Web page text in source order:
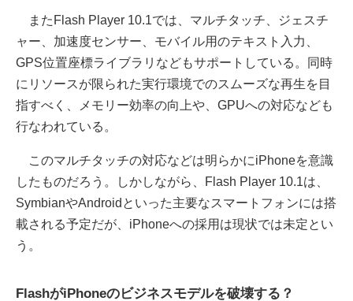
またFlash Player 10.1では、マルチタッチ、ジェスチ
ャー、加速度センサー、モバイル用のテキスト入力、
GPS位置座標ライブラリなどもサポートしている。同時
にリソースが限られた実行環境でのスムーズな再生を目
指すべく、メモリー効率の向上や、GPUへの対応なども
行なわれている。
このマルチタッチの対応などは明らかにiPhoneを意識
したものだろう。しかしながら、Flash Player 10.1は、
SymbianやAndroidといった主要なスマートフォンには搭
載される予定だが、iPhoneへの採用は現状では未定とい
う。
FlashがiPhoneのビジネスモデルを破壊する？